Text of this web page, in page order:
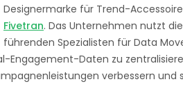
Designermarke für Trend-
Fivetran. Das Unternehmen nutzt
führenden Spezialisten für Data
Daten zu
verbessern und